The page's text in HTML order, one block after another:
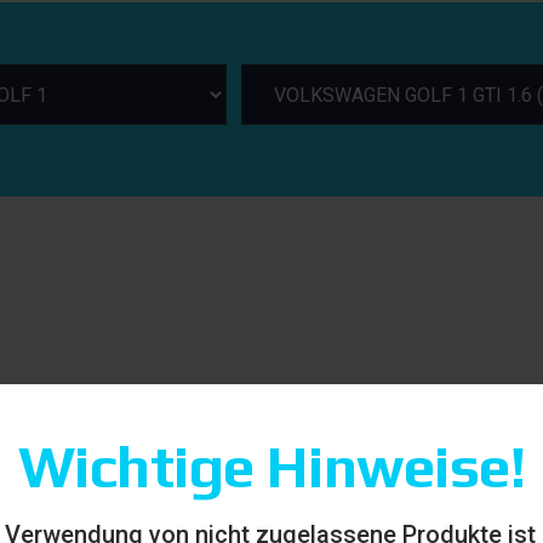
Wichtige Hinweise!
Verwendung von nicht zugelassene Produkte ist